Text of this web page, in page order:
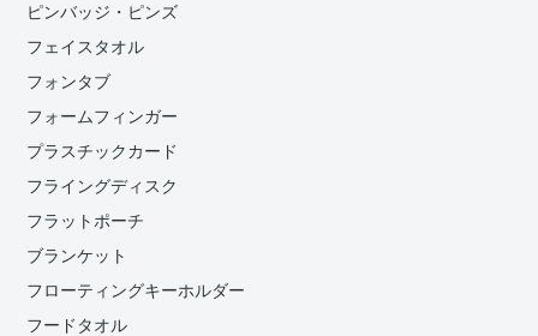
ピンバッジ・ピンズ
フェイスタオル
フォンタブ
フォームフィンガー
プラスチックカード
フライングディスク
フラットポーチ
ブランケット
フローティングキーホルダー
フードタオル